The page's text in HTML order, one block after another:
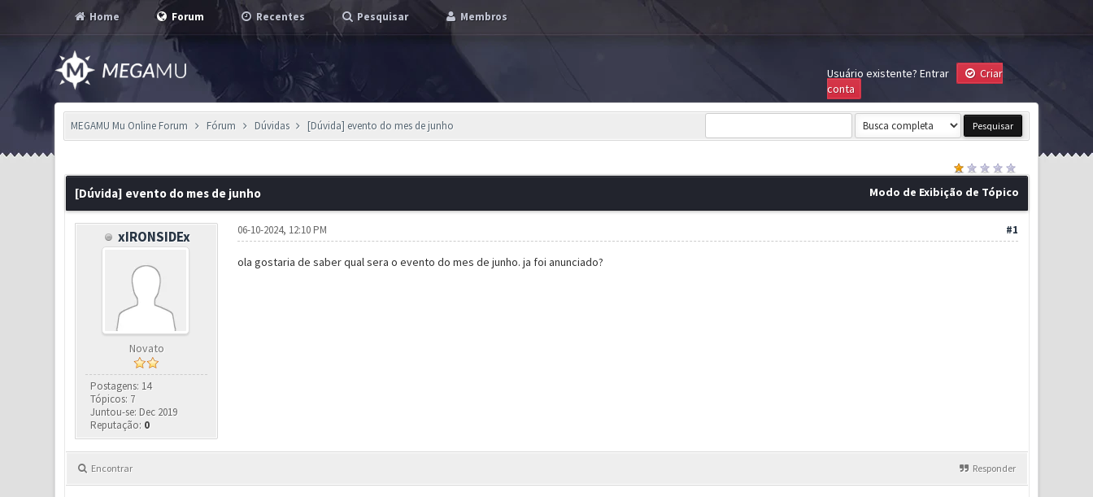
Home Forum Recentes Pesquisar Membros
Usuário existente? Entrar
Criar
conta
MEGAMU Mu Online Forum Fórum Dúvidas [Dúvida] evento do mes de junho
Modo de Exibição de Tópico
[Dúvida] evento do mes de junho
xIRONSIDEx
Novato
Postagens: 14
Tópicos: 7
Juntou-se: Dec 2019
Reputação: 0
#1
06-10-2024, 12:10 PM
ola gostaria de saber qual sera o evento do mes de junho. ja foi anunciado?
Encontrar Responder